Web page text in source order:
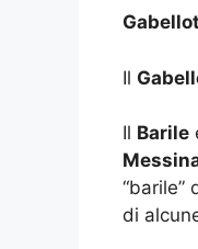
Il
Il Barile
di